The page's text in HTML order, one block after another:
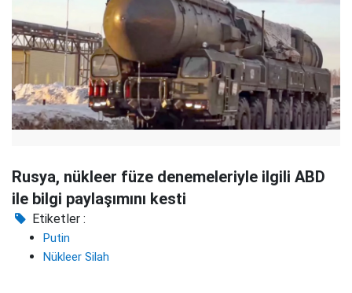
Rusya, nükleer füze denemeleriyle ilgili ABD
ile bilgi paylaşımını kesti
Etiketler :
Putin
Nükleer Silah